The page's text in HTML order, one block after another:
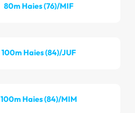
80m Haies (76)/MIF
100m Haies (84)/JUF
100m Haies (84)/MIM